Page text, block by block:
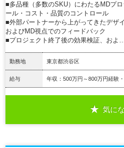
■多品種（多数のSKU）にわたるMDプ
ール・コスト・品質のコントロール
■外部パートナーから上がってきたデザ
およびMD視点でのフィードバック
■プロジェクト終了後の効果検証、およ
勤務地 東京都渋谷区
給与 年収：500万円～800万円経験
気に